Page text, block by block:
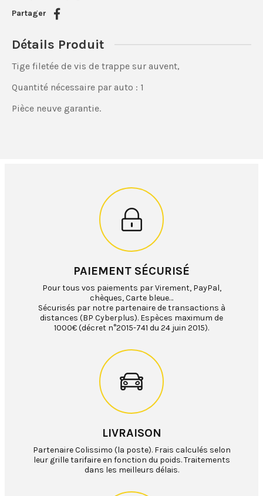
Partager
Détails Produit
Tige filetée de vis de trappe sur auvent,
Quantité nécessaire par auto : 1
Pièce neuve garantie.
PAIEMENT SÉCURISÉ
Pour tous vos paiements par Virement, PayPal,
chèques, Carte bleue…
Sécurisés par notre partenaire de transactions à
distances (BP Cyberplus). Espèces maximum de
1000€ (décret n°2015-741 du 24 juin 2015).
LIVRAISON
Partenaire Colissimo (la poste). Frais calculés selon
leur grille tarifaire en fonction du poids. Traitements
dans les meilleurs délais.